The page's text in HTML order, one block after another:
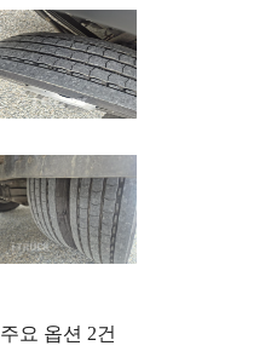
주요 옵션 2건